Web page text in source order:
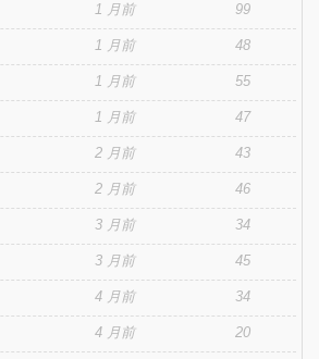
1 月前 99
1 月前 48
1 月前 55
1 月前 47
2 月前 43
2 月前 46
3 月前 34
3 月前 45
4 月前 34
4 月前 20